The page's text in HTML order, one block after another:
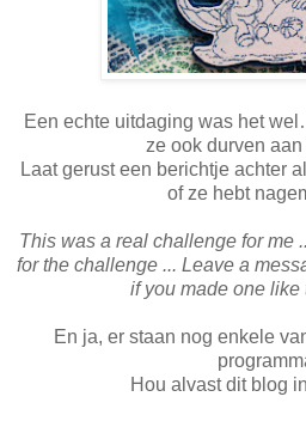
Een echte uitdaging was het
ze ook durven
Laat gerust een berichtje achter
of ze hebt
This was a real challenge for me
for the challenge ... Leave a
if you made one like
En ja, er staan nog enkele
Hou alvast dit blog